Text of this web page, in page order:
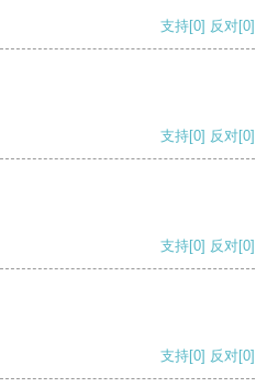
支持[0] 反对[0]
支持[0] 反对[0]
支持[0] 反对[0]
支持[0] 反对[0]